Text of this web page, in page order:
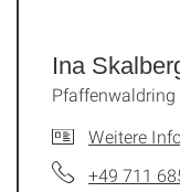
Ina
Weitere
+49 711